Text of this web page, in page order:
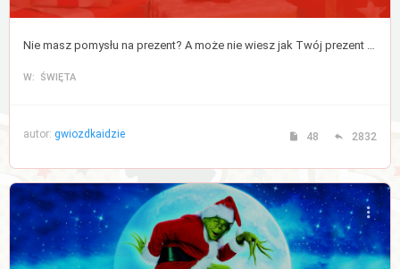
Nie masz pomysłu na prezent? A może nie wiesz jak Twój prezent zostanie odebrany? Tutaj znajdziesz porady, które rozwiążą wszystkie Twoje wątpliwości na ten temat.
W: ŚWIĘTA
autor: gwiozdkaidzie 48 2832